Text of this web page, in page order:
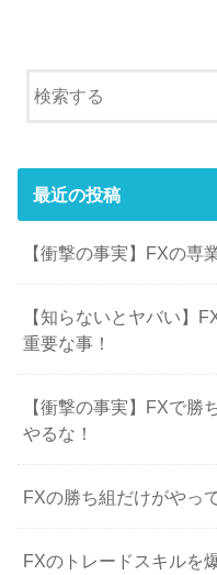
最近の投稿
【衝撃の事実】FXの専
【知らないとヤバい】
重要な事！
【衝撃の事実】FXで勝
やるな！
FXの勝ち組だけがやっ
FXのトレードスキルを